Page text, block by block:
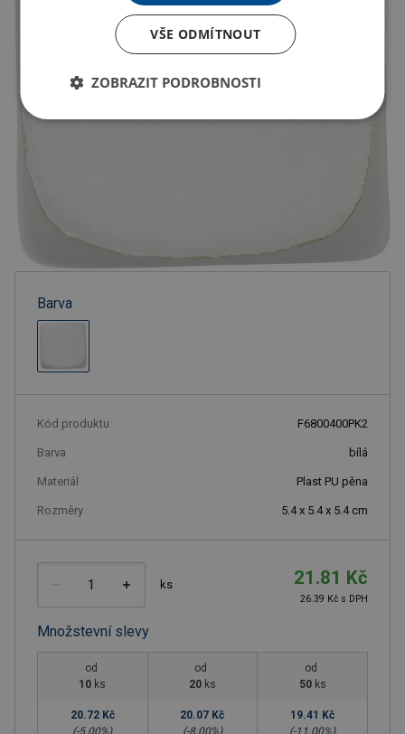
Barva
Kód produktu F6800400PK2
Barva bílá
Materiál Plast PU pěna
Rozměry 5.4 x 5.4 x 5.4 cm
ks 21.81 Kč
26.39 Kč s DPH
Množstevní slevy
od
10 ks
20.72 Kč
(-5.00%)
od
20 ks
20.07 Kč
(-8.00%)
od
50 ks
19.41 Kč
(-11.00%)
VŠE ODMÍTNOUT
ZOBRAZIT PODROBNOSTI